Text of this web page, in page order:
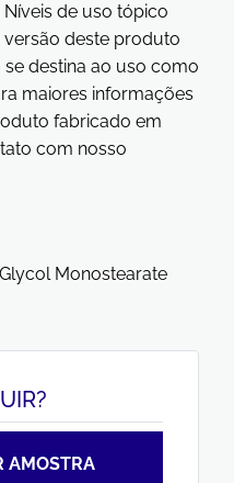
de uso tópico
versão deste produto
se destina ao uso como
maiores informações
fabricado em
com nosso
Monostearate
AMOSTRA